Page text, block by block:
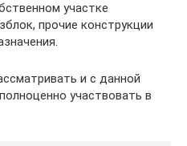
участке
прочие конструкции
и с данной
участвовать в